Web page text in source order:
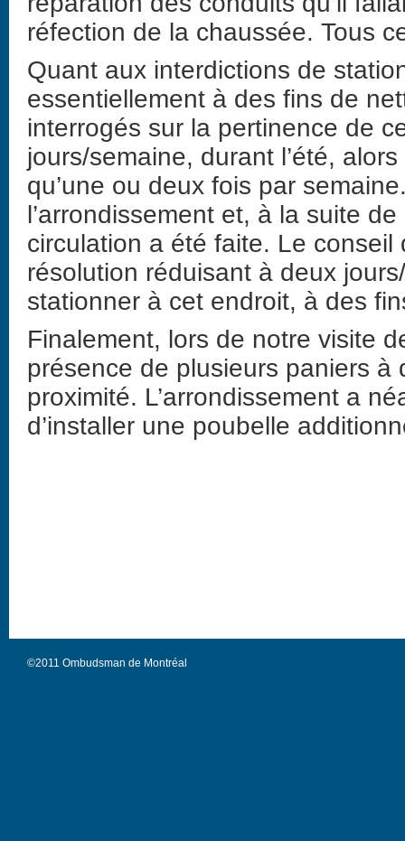
réfection de la chaussée. Tous
Quant aux interdictions de
essentiellement à des fins de
interrogés sur la pertinence de
jours/semaine, durant l’été,
qu’une ou deux fois par
l’arrondissement et, à la suite
circulation a été faite. Le conseil
résolution réduisant à deux
stationner à cet endroit, à des
Finalement, lors de notre visite
présence de plusieurs paniers
proximité. L’arrondissement a
d’installer une poubelle
©2011 Ombudsman de Montréal